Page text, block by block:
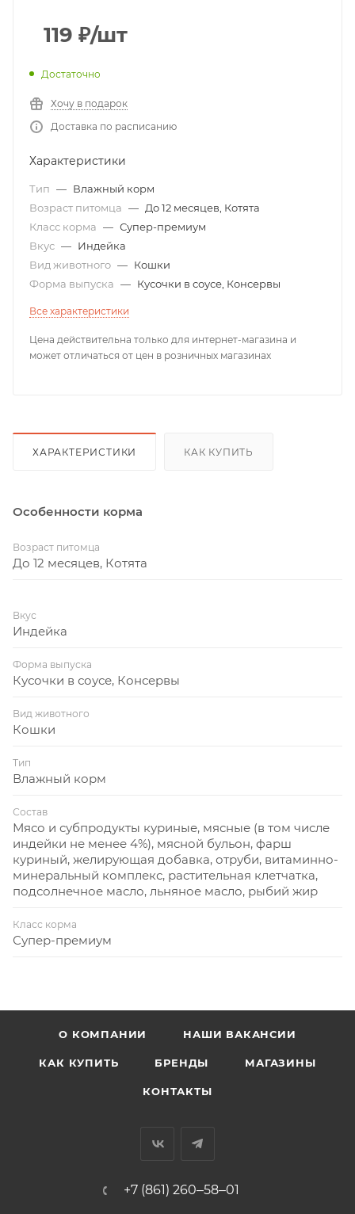
119 ₽/шт
Достаточно
Хочу в подарок
Доставка по расписанию
Характеристики
Тип — Влажный корм
Возраст питомца — До 12 месяцев, Котята
Класс корма — Супер-премиум
Вкус — Индейка
Вид животного — Кошки
Форма выпуска — Кусочки в соусе, Консервы
Все характеристики
Цена действительна только для интернет-магазина и
может отличаться от цен в розничных магазинах
ХАРАКТЕРИСТИКИ КАК КУПИТЬ
Особенности корма
Возраст питомца
До 12 месяцев, Котята
Вкус
Индейка
Форма выпуска
Кусочки в соусе, Консервы
Вид животного
Кошки
Тип
Влажный корм
Состав
Мясо и субпродукты куриные, мясные (в том числе
индейки не менее 4%), мясной бульон, фарш
куриный, желирующая добавка, отруби, витаминно-
минеральный комплекс, растительная клетчатка,
подсолнечное масло, льняное масло, рыбий жир
Класс корма
Супер-премиум
О КОМПАНИИ НАШИ ВАКАНСИИ
КАК КУПИТЬ БРЕНДЫ МАГАЗИНЫ
КОНТАКТЫ
+7 (861) 260‒58‒01